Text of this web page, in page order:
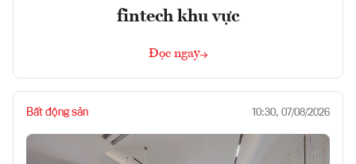
fintech khu vực
Đọc ngay
Bất động sản 10:30, 07/08/2026